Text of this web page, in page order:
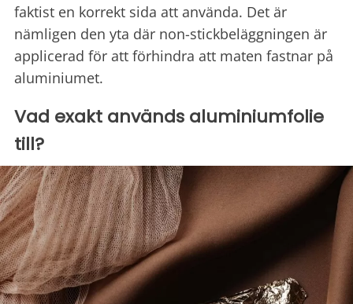
faktist en korrekt sida att använda. Det är
nämligen den yta där non-stickbeläggningen är
applicerad för att förhindra att maten fastnar på
aluminiumet.
Vad exakt används aluminiumfolie
till?